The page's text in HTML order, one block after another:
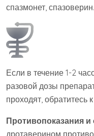
спазмонет, спазоверин.
Если в течение 1-2
разовой дозы
проходят, обратитесь
Противопоказания и